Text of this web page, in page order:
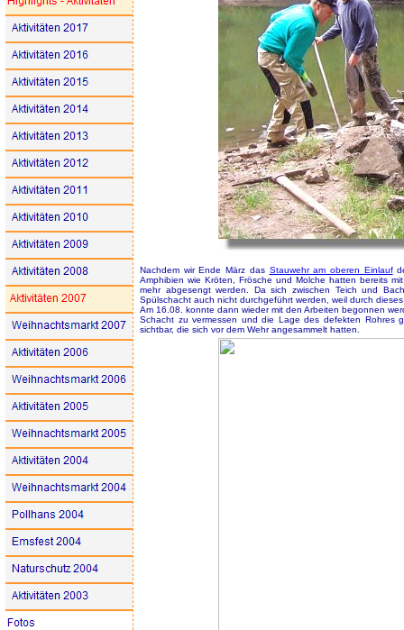
Nachdem wir Ende März das Stauwehr am oberen Einlauf
Amphibien wie Kröten, Frösche und Molche hatten bereits
mehr abgesengt werden. Da sich zwischen Teich und
Spülschacht auch nicht durchgeführt werden, weil durch
Am 16.08. konnte dann wieder mit den Arbeiten begonnen
Schacht zu vermessen und die Lage des defekten Rohres
sichtbar, die sich vor dem Wehr angesammelt hatten.